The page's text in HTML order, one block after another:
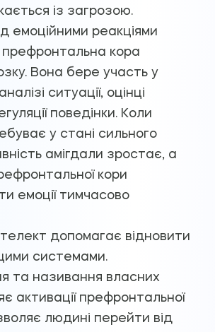
із загрозою.
емоційними реакціями
кора
Вона бере участь у
ситуації, оцінці
поведінки. Коли
у стані сильного
амігдали зростає, а
кори
емоції тимчасово
допомагає відновити
системами.
та називання власних
активації префронтальної
людині перейти від